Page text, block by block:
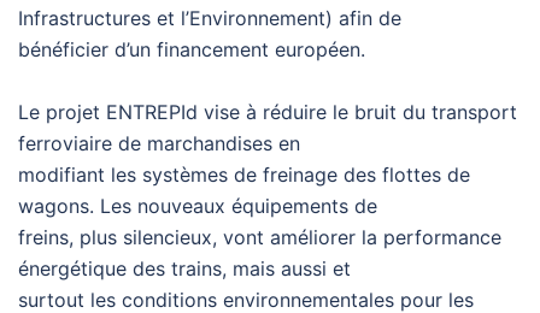
Infrastructures et l’Environnement) afin de
bénéficier d’un financement européen.
Le projet ENTREPId vise à réduire le bruit du transport
ferroviaire de marchandises en
modifiant les systèmes de freinage des flottes de
wagons. Les nouveaux équipements de
freins, plus silencieux, vont améliorer la performance
énergétique des trains, mais aussi et
surtout les conditions environnementales pour les